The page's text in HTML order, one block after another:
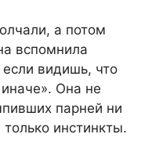
а потом
вспомнила
видишь, что
Она не
парней ни
только инстинкты.